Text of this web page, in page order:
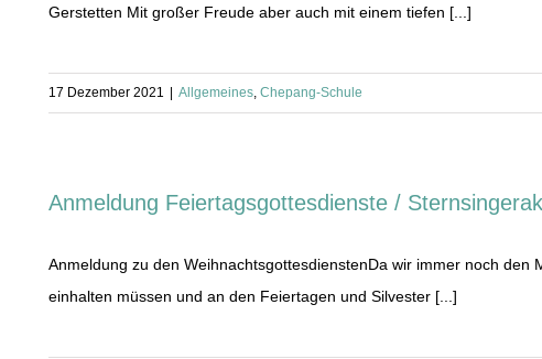
Gerstetten Mit großer Freude aber auch mit einem tiefen [...]
17 Dezember 2021 Allgemeines, Chepang-Schule
Anmeldung Feiertagsgottesdienste /
Anmeldung zu den WeihnachtsgottesdienstenDa wir immer noch den
einhalten müssen und an den Feiertagen und Silvester [...]